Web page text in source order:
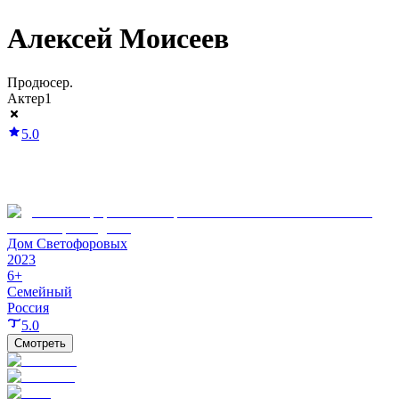
Алексей Моисеев
Продюсер.
Актер1
5.0
Дом Светофоровых
2023
6+
Семейный
Россия
5.0
Смотреть